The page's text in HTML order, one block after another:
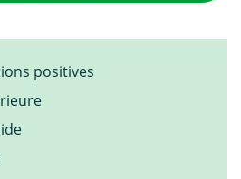
positives